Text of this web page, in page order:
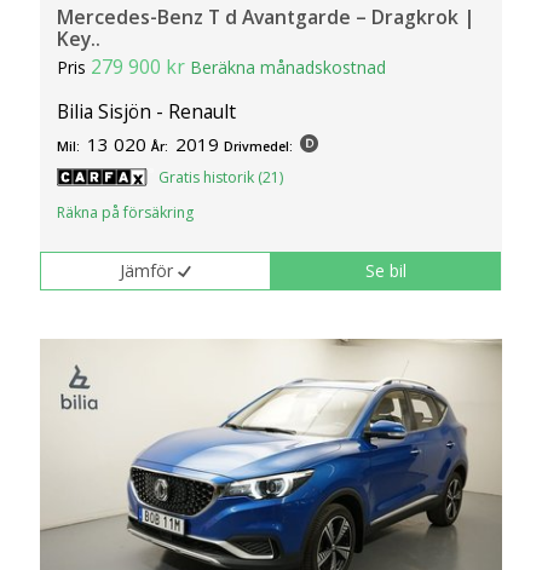
Mercedes-Benz T d Avantgarde – Dragkrok |
Key..
Pris 279 900 kr Beräkna månadskostnad
Bilia Sisjön - Renault
Mil: 13 020 År: 2019 Drivmedel:
Gratis historik (21)
Räkna på försäkring
Jämför Se bil